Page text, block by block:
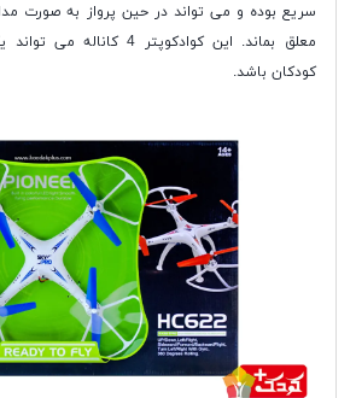
معلق بماند. این کوادکوپتر 4
کودکان باشد.